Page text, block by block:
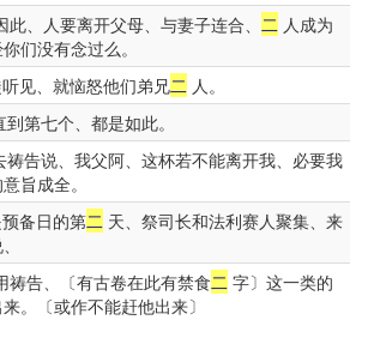
此、人要离开父母、与妻子连合、 二 人成为
们没有念过么。
见、就恼怒他们弟兄二 人。
第七个、都是如此。
祷告说、我父阿、这杯若不能离开我、必要我
旨成全。
备日的第二 天、祭司长和法利赛人聚集、来
祷告、〔有古卷在此有禁食二 字〕这一类的
。〔或作不能赶他出来〕